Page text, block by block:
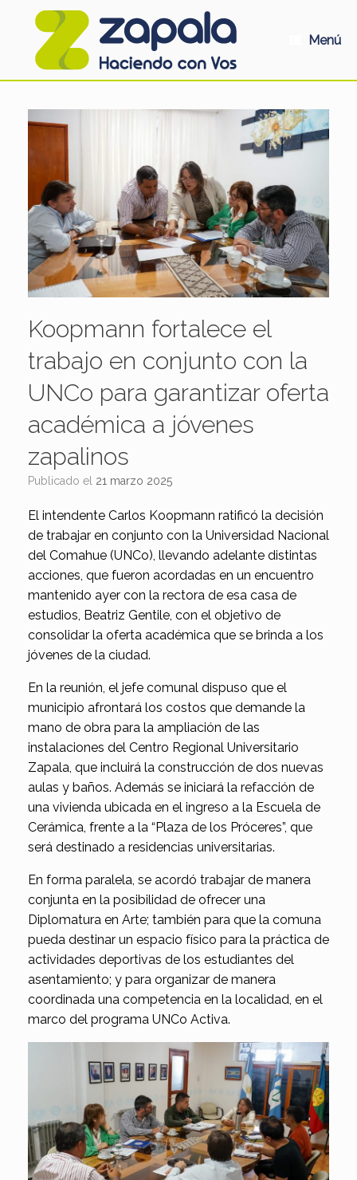
Menú
Koopmann fortalece el
trabajo en conjunto con la
UNCo para garantizar oferta
académica a jóvenes
zapalinos
Publicado el 21 marzo 2025
El intendente Carlos Koopmann ratificó la decisión
de trabajar en conjunto con la Universidad Nacional
del Comahue (UNCo), llevando adelante distintas
acciones, que fueron acordadas en un encuentro
mantenido ayer con la rectora de esa casa de
estudios, Beatriz Gentile, con el objetivo de
consolidar la oferta académica que se brinda a los
jóvenes de la ciudad.
En la reunión, el jefe comunal dispuso que el
municipio afrontará los costos que demande la
mano de obra para la ampliación de las
instalaciones del Centro Regional Universitario
Zapala, que incluirá la construcción de dos nuevas
aulas y baños. Además se iniciará la refacción de
una vivienda ubicada en el ingreso a la Escuela de
Cerámica, frente a la “Plaza de los Próceres”, que
será destinado a residencias universitarias.
En forma paralela, se acordó trabajar de manera
conjunta en la posibilidad de ofrecer una
Diplomatura en Arte; también para que la comuna
pueda destinar un espacio físico para la práctica de
actividades deportivas de los estudiantes del
asentamiento; y para organizar de manera
coordinada una competencia en la localidad, en el
marco del programa UNCo Activa.